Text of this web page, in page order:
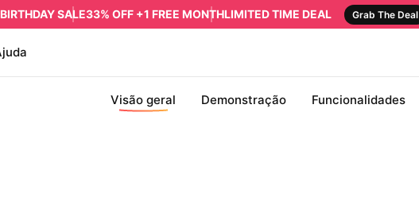
SALE33% OFF +1 FREE MONTHLIMITED TIME DEAL Grab The Deal
Visão geral Demonstração Funcionalidades